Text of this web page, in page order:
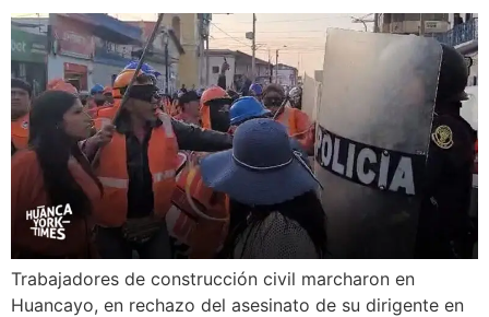
Trabajadores de construcción civil marcharon en
Huancayo, en rechazo del asesinato de su dirigente en